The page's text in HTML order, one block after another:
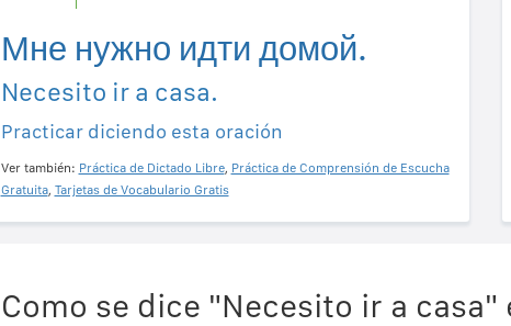
Мне нужно идти домой.
Necesito ir a casa.
Practicar diciendo esta oración
Ver también: Práctica de Dictado Libre, Práctica de Comprensión de Escucha
Gratuita, Tarjetas de Vocabulario Gratis
Como se dice "Necesito ir a